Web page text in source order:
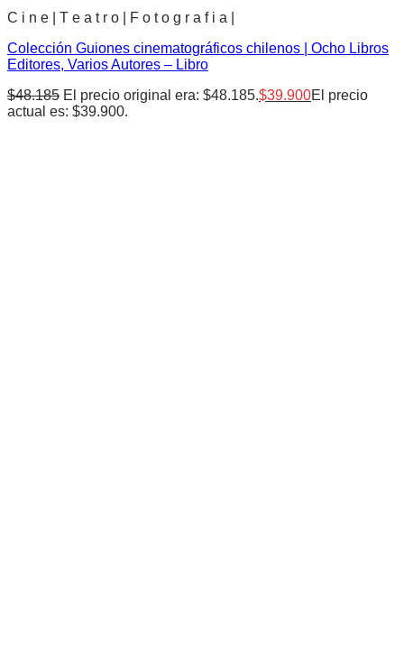
C i n e | T e a t r o | F o t o g r a f i a |
Colección Guiones cinematográficos chilenos | Ocho Libros
Editores, Varios Autores – Libro
$48.185 El precio original era: $48.185.$39.900El precio
actual es: $39.900.